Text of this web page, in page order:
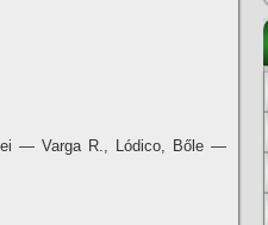
— Varga R., Lódico, Bőle —